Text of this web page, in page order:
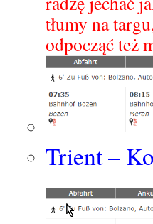
tłumy na
odpocząć też
Trient –